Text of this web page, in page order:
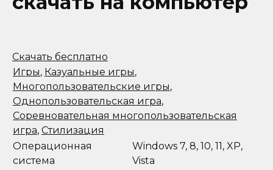
Скачать бесплатно
Игры, Казуальные игры,
Многопользовательские игры,
Однопользовательская игра,
Соревновательная многопользовательская
игра, Стилизация
Операционная
система
Windows 7, 8, 10, 11, XP,
Vista